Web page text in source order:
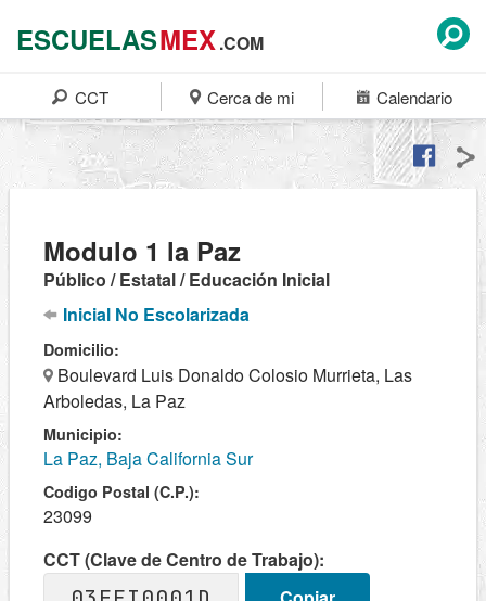
ESCUELASMEX.COM
CCT Cerca de mi Calendario
Modulo 1 la Paz
Público / Estatal / Educación Inicial
Inicial No Escolarizada
Domicilio:
Boulevard Luis Donaldo Colosio Murrieta, Las
Arboledas, La Paz
Municipio:
La Paz, Baja California Sur
Codigo Postal (C.P.):
23099
CCT (Clave de Centro de Trabajo):